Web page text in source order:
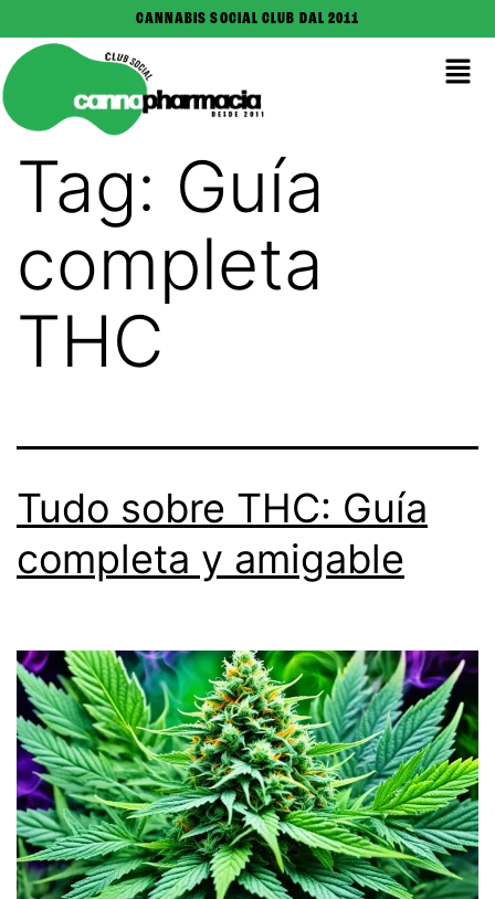
CANNABIS SOCIAL CLUB DAL 2011
Tag: Guía
completa
THC
Tudo sobre THC: Guía
completa y amigable